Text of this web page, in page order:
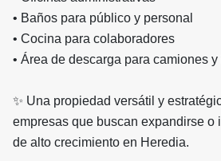
• Baños para público y personal
• Cocina para colaboradores
• Área de descarga para camiones
✨ Una propiedad versátil y
empresas que buscan expandirse o
de alto crecimiento en Heredia.